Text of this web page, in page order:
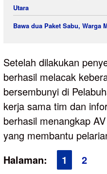
Utara
Bawa dua Paket Sabu, Warga
Setelah dilakukan
berhasil melacak
bersembunyi di
kerja sama tim dan
berhasil menangkap
yang membantu
Halaman:
1 2